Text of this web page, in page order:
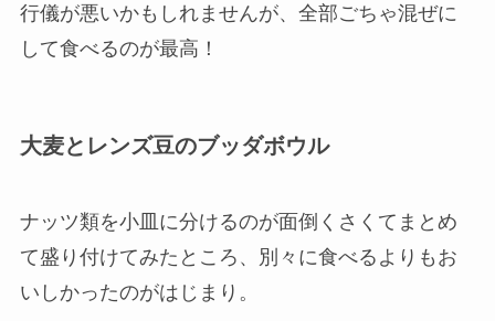
行儀が悪いかもしれませんが、全部ごちゃ混ぜに
して食べるのが最高！
大麦とレンズ豆のブッダボウル
ナッツ類を小皿に分けるのが面倒くさくてまとめ
て盛り付けてみたところ、別々に食べるよりもお
いしかったのがはじまり。